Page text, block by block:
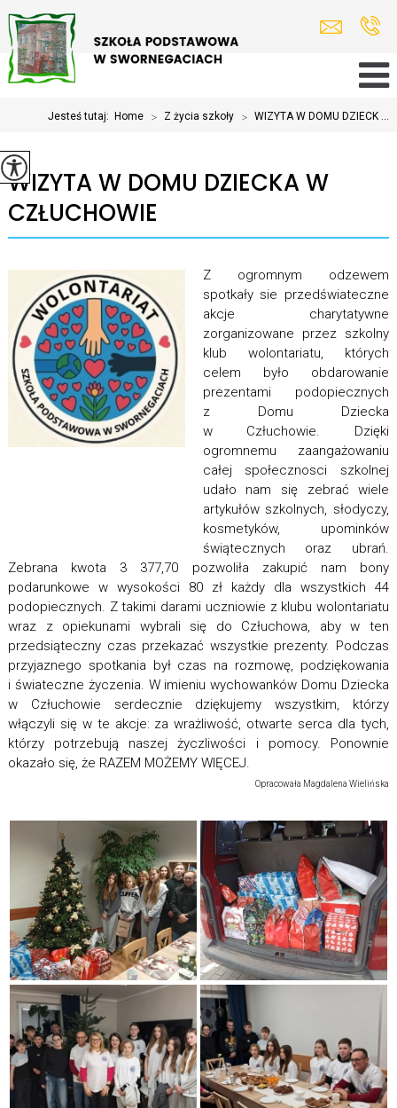
Jesteś tutaj: Home > Z życia szkoły > WIZYTA W DOMU DZIECK ...
WIZYTA W DOMU DZIECKA W
CZŁUCHOWIE
Z ogromnym odzewem
spotkały sie przedświateczne
akcje charytatywne
zorganizowane przez szkolny
klub wolontariatu, których
celem było obdarowanie
prezentami podopiecznych
z Domu Dziecka
w Człuchowie. Dzięki
ogromnemu zaangażowaniu
całej społecznosci szkolnej
udało nam się zebrać wiele
artykułów szkolnych, słodyczy,
kosmetyków, upominków
świątecznych oraz ubrań.
Zebrana kwota 3 377,70 pozwoliła zakupić nam bony
podarunkowe w wysokości 80 zł każdy dla wszystkich 44
podopiecznych. Z takimi darami uczniowie z klubu wolontariatu
wraz z opiekunami wybrali się do Człuchowa, aby w ten
przedsiąteczny czas przekazać wszystkie prezenty. Podczas
przyjaznego spotkania był czas na rozmowę, podziękowania
i świateczne życzenia. W imieniu wychowanków Domu Dziecka
w Człuchowie serdecznie dziękujemy wszystkim, którzy
włączyli się w te akcje: za wrażliwość, otwarte serca dla tych,
którzy potrzebują naszej życzliwości i pomocy. Ponownie
okazało się, że RAZEM MOŻEMY WIĘCEJ.
Opracowała Magdalena Wielińska